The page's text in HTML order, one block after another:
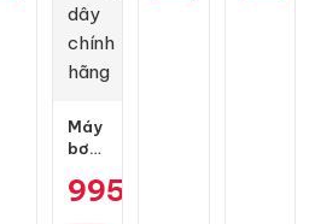
Máy
bơm
mini
995.000